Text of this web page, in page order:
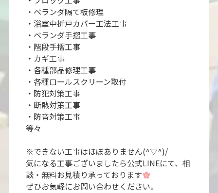
・ベランダ隔て板修理
・浴室中折戸カバー工法工事
・ベランダ手摺工事
・階段手摺工事
・カギ工事
・各種部品修理工事
・各種ロールスクリーン取付
・防犯対策工事
・断熱対策工事
・防音対策工事
等々
※できない工事はほぼありません(^▽^)/
気になる工事ございましたら公式LINEにて、相
談・無料お見積り承っております
ぜひお気軽にお問い合わせください。